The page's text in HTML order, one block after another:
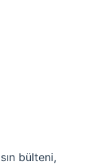
bülteni,